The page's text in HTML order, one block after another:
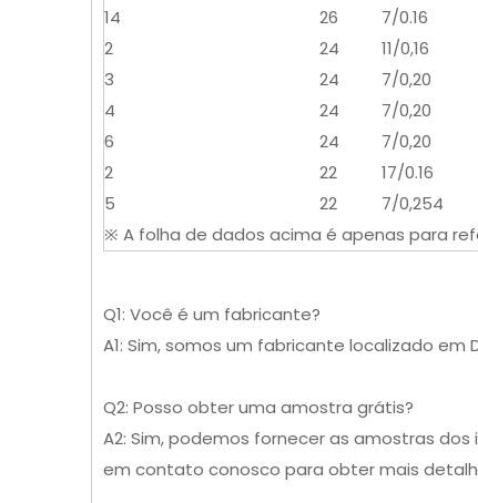
14
26 7/0.16
2
24 11/0,16
3
24 7/0,20
4
24 7/0,20
6
24 7/0,20
2
22 17/0.16
5
22 7/0,254
※ A folha de dados acima é apenas para
Q1: Você é um fabricante?
A1: Sim, somos um fabricante localizado em
Q2: Posso obter uma amostra grátis?
A2: Sim, podemos fornecer as amostras
em contato conosco para obter mais